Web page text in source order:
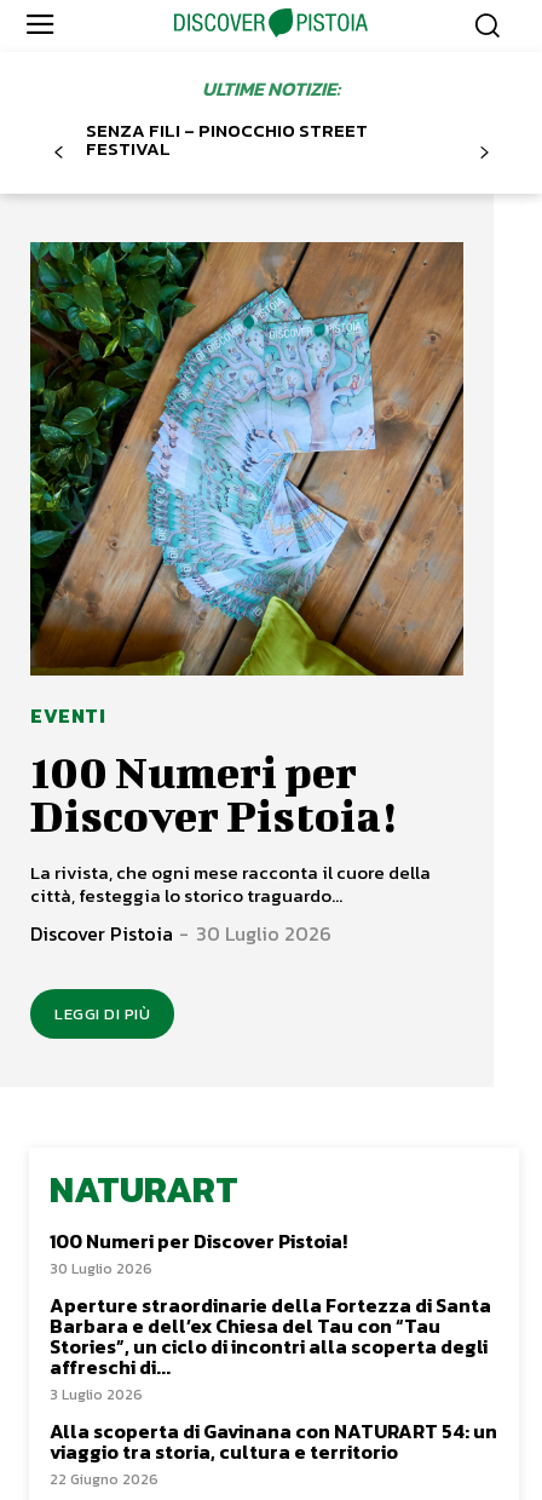
ULTIME NOTIZIE:
SENZA FILI – PINOCCHIO STREET
FESTIVAL
EVENTI
100 Numeri per
Discover Pistoia!
La rivista, che ogni mese racconta il cuore della
città, festeggia lo storico traguardo...
Discover Pistoia - 30 Luglio 2026
LEGGI DI PIÙ
NATURART
100 Numeri per Discover Pistoia!
30 Luglio 2026
Aperture straordinarie della Fortezza di Santa
Barbara e dell’ex Chiesa del Tau con “Tau
Stories”, un ciclo di incontri alla scoperta degli
affreschi di...
3 Luglio 2026
Alla scoperta di Gavinana con NATURART 54: un
viaggio tra storia, cultura e territorio
22 Giugno 2026